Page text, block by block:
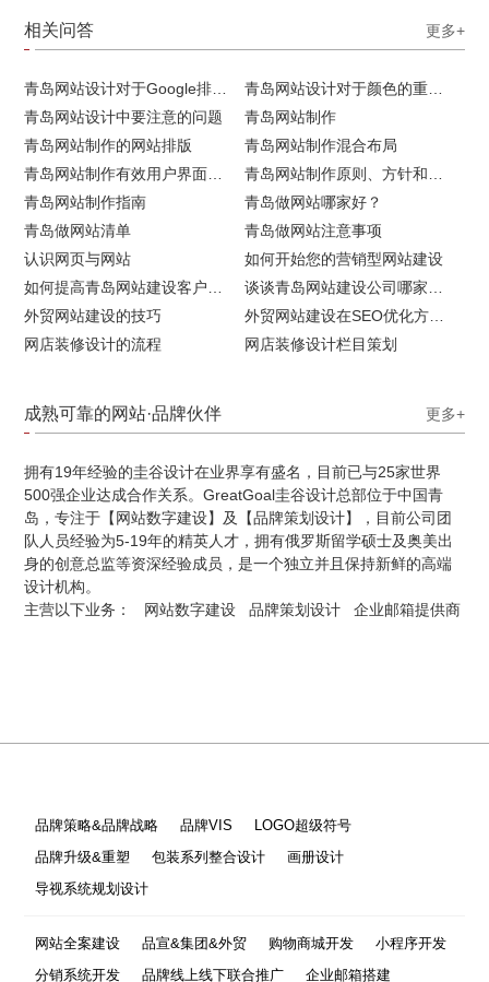
相关问答 更多+
青岛网站设计中要注意的问题
青岛网站制作
青岛网站制作的网站排版
青岛网站制作混合布局
青岛网站制作指南
青岛做网站哪家好？
青岛做网站清单
青岛做网站注意事项
认识网页与网站
如何开始您的营销型网站建设
外贸网站建设的技巧
网店装修设计的流程
网店装修设计栏目策划
成熟可靠的网站·品牌伙伴 更多+
拥有19年经验的圭谷设计在业界享有盛名，目前已与25家世界
500强企业达成合作关系。GreatGoal圭谷设计总部位于中国青
岛，专注于【网站数字建设】及【品牌策划设计】，目前公司团
队人员经验为5-19年的精英人才，拥有俄罗斯留学硕士及奥美出
身的创意总监等资深经验成员，是一个独立并且保持新鲜的高端
设计机构。
主营以下业务： 网站数字建设 品牌策划设计 企业邮箱提供商
品牌策略&品牌战略 品牌VIS
LOGO超级符号
品牌升级&重塑
包装系列整合设计
画册设计
导视系统规划设计
网站全案建设 品宣&集团&外贸 购物商城开发
小程序开发
分销系统开发
品牌线上线下联合推广
企业邮箱搭建